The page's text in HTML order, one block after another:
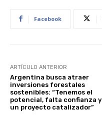
Facebook
ARTÍCULO ANTERIOR
Argentina busca atraer
inversiones forestales
sostenibles: “Tenemos el
potencial, falta confianza y
un proyecto catalizador”